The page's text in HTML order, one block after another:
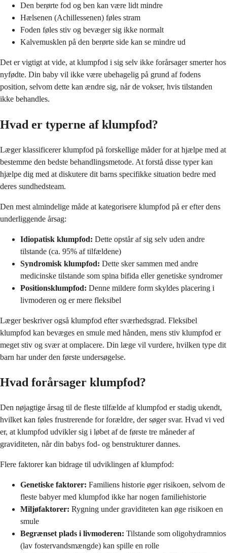
Den berørte fod og ben kan være lidt mindre
Hælsenen (Achillessenen) føles stram
Foden føles stiv og bevæger sig ikke normalt
Kalvemusklen på den berørte side kan se mindre ud
Det er vigtigt at vide, at klumpfod i sig selv ikke forårsager smerter hos
nyfødte. Din baby vil ikke være ubehagelig på grund af fodens
position, selvom dette kan ændre sig, når de vokser, hvis tilstanden
ikke behandles.
Hvad er typerne af klumpfod?
Læger klassificerer klumpfod på forskellige måder for at hjælpe med at
bestemme den bedste behandlingsmetode. At forstå disse typer kan
hjælpe dig med at diskutere dit barns specifikke situation bedre med
deres sundhedsteam.
Den mest almindelige måde at kategorisere klumpfod på er efter dens
underliggende årsag:
Idiopatisk klumpfod: Dette opstår af sig selv uden andre
tilstande (ca. 95% af tilfældene)
Syndromisk klumpfod: Dette sker sammen med andre
medicinske tilstande som spina bifida eller genetiske syndromer
Positionsklumpfod: Denne mildere form skyldes placering i
livmoderen og er mere fleksibel
Læger beskriver også klumpfod efter sværhedsgrad. Fleksibel
klumpfod kan bevæges en smule med hånden, mens stiv klumpfod er
meget stiv og svær at omplacere. Din læge vil vurdere, hvilken type dit
barn har under den første undersøgelse.
Hvad forårsager klumpfod?
Den nøjagtige årsag til de fleste tilfælde af klumpfod er stadig ukendt,
hvilket kan føles frustrerende for forældre, der søger svar. Hvad vi ved
er, at klumpfod udvikler sig i løbet af de første tre måneder af
graviditeten, når din babys fod- og benstrukturer dannes.
Flere faktorer kan bidrage til udviklingen af klumpfod:
Genetiske faktorer: Familiens historie øger risikoen, selvom de
fleste babyer med klumpfod ikke har nogen familiehistorie
Miljøfaktorer: Rygning under graviditeten kan øge risikoen en
smule
Begrænset plads i livmoderen: Tilstande som oligohydramnios
(lav fostervandsmængde) kan spille en rolle